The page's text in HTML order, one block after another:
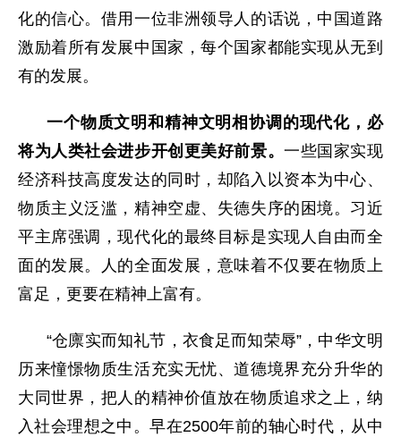
化的信心。借用一位非洲领导人的话说，中国道路
激励着所有发展中国家，每个国家都能实现从无到
有的发展。
一个物质文明和精神文明相协调的现代化，必
将为人类社会进步开创更美好前景。一些国家实现
经济科技高度发达的同时，却陷入以资本为中心、
物质主义泛滥，精神空虚、失德失序的困境。习近
平主席强调，现代化的最终目标是实现人自由而全
面的发展。人的全面发展，意味着不仅要在物质上
富足，更要在精神上富有。
“仓廪实而知礼节，衣食足而知荣辱”，中华文明
历来憧憬物质生活充实无忧、道德境界充分升华的
大同世界，把人的精神价值放在物质追求之上，纳
入社会理想之中。早在2500年前的轴心时代，从中